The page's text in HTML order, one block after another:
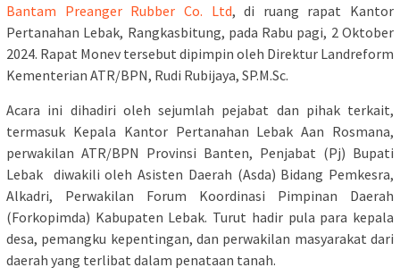
Bantam Preanger Rubber Co. Ltd, di ruang rapat Kantor
Pertanahan Lebak, Rangkasbitung, pada Rabu pagi, 2 Oktober
2024. Rapat Monev tersebut dipimpin oleh Direktur Landreform
Kementerian ATR/BPN, Rudi Rubijaya, SP.M.Sc.
Acara ini dihadiri oleh sejumlah pejabat dan pihak terkait,
termasuk Kepala Kantor Pertanahan Lebak Aan Rosmana,
perwakilan ATR/BPN Provinsi Banten, Penjabat (Pj) Bupati
Lebak diwakili oleh Asisten Daerah (Asda) Bidang Pemkesra,
Alkadri, Perwakilan Forum Koordinasi Pimpinan Daerah
(Forkopimda) Kabupaten Lebak. Turut hadir pula para kepala
desa, pemangku kepentingan, dan perwakilan masyarakat dari
daerah yang terlibat dalam penataan tanah.